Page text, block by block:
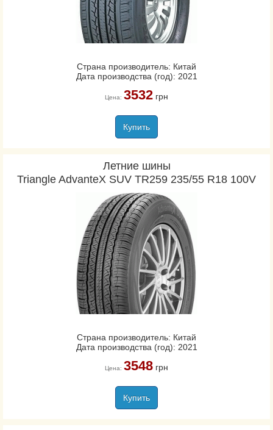
Страна производитель: Китай
Дата производства (год): 2021
Цена: 3532грн
Купить
Летние шины
Triangle AdvanteX SUV TR259 235/55 R18 100V
Страна производитель: Китай
Дата производства (год): 2021
Цена: 3548грн
Купить